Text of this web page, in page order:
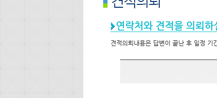
연락처와 견적을 의뢰
견적의뢰내용은 답변이 끝난 후 일정 기